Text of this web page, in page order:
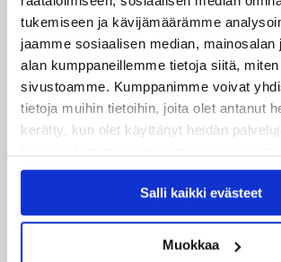
tukemiseen ja kävijämäärämme
jaamme sosiaalisen median, mainosalan
alan kumppaneillemme tietoja siitä,
sivustoamme. Kumppanimme voivat
tietoja muihin tietoihin, joita olet antanut
kerätty, kun olet käyttänyt heidän
käytöstäEvästeet-sivultamme.
Salli kaikki evästeet
Muokkaa
05.08.2026
JYPin kapteenisto Liiga-kauteen
04.08.2026
Joukkueen yhteisharjoitukset ovat
mittari luvassa jo heti viikonloppuna
JYPin harjoitusottelut tulevalle 2026-
julkaistu!